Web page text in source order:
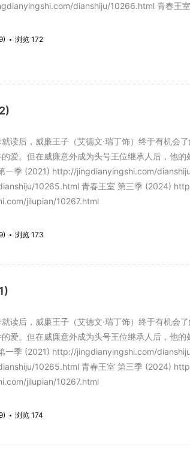
dianshiju/10266.html 青春
浏览 172
后，威廉王子（艾德文·瑞丁饰）终于有机会
爱。但在威廉意外成为头号王位继承人后，他
一季 (2021) http://jingdianyingshi.com/
10265.html 青春王室 第三季 (2024)
jilupian/10267.html
浏览 173
后，威廉王子（艾德文·瑞丁饰）终于有机会
爱。但在威廉意外成为头号王位继承人后，他
一季 (2021) http://jingdianyingshi.com/
10265.html 青春王室 第三季 (2024)
jilupian/10267.html
浏览 174